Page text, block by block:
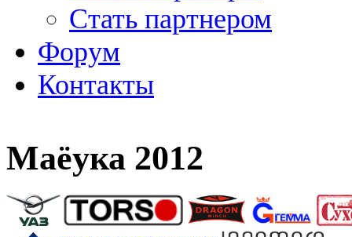
Стать партнером
Форум
Контакты
Маёука 2012